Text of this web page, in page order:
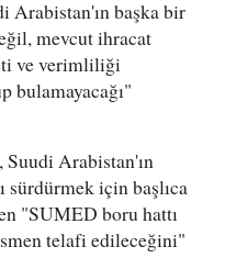
Arabistan'ın başka bir
mevcut ihracat
ve verimliliği
bulamayacağı"
Suudi Arabistan'ın
sürdürmek için başlıca
"SUMED boru hattı
telafi edileceğini"